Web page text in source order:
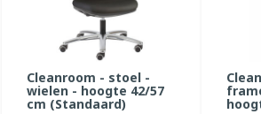
Cleanroom - stoel -
wielen - hoogte 42/57
cm (Standaard)